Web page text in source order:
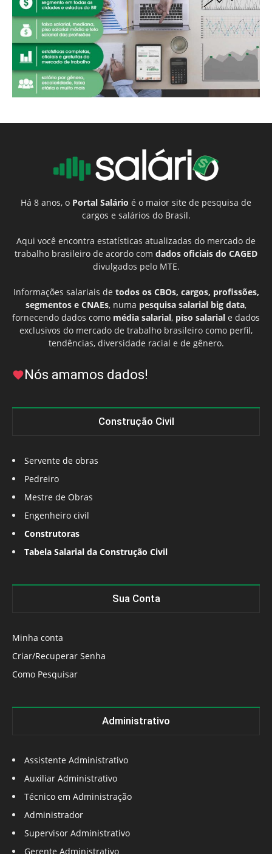
Há 8 anos, o Portal Salário é o maior site de pesquisa de
cargos e salários do Brasil.
Aqui você encontra estatísticas atualizadas do mercado de
trabalho brasileiro de acordo com dados oficiais do CAGED
divulgados pelo MTE.
Informações salariais de todos os CBOs, cargos, profissões,
segmentos e CNAEs, numa pesquisa salarial big data,
fornecendo dados como média salarial, piso salarial e dados
exclusivos do mercado de trabalho brasileiro como perfil,
tendências, diversidade racial e de gênero.
Nós amamos dados!
Construção Civil
Servente de obras
Pedreiro
Mestre de Obras
Engenheiro civil
Construtoras
Tabela Salarial da Construção Civil
Sua Conta
Minha conta
Criar/Recuperar Senha
Como Pesquisar
Administrativo
Assistente Administrativo
Auxiliar Administrativo
Técnico em Administração
Administrador
Supervisor Administrativo
Gerente Administrativo